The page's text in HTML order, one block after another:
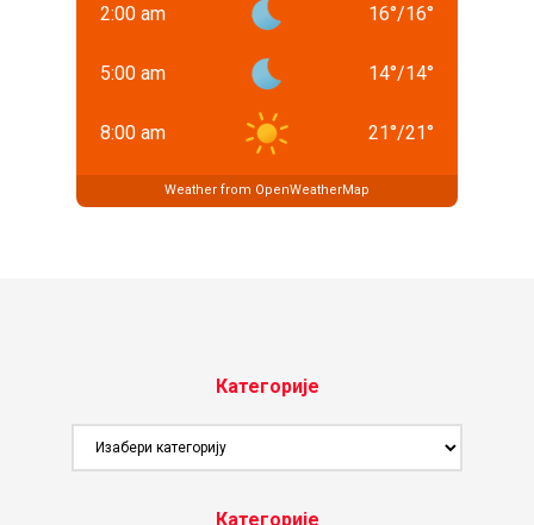
2:00 am 16°/16°
5:00 am 14°/14°
8:00 am 21°/21°
Weather from OpenWeatherMap
Категорије
Категорије